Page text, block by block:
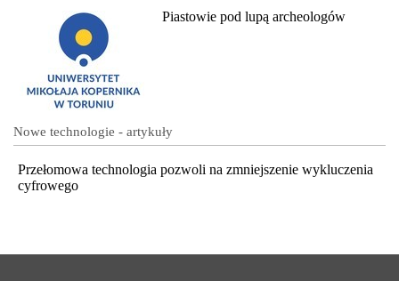
Piastowie pod lupą archeologów
Nowe technologie - artykuły
Przełomowa technologia pozwoli na zmniejszenie wykluczenia
cyfrowego